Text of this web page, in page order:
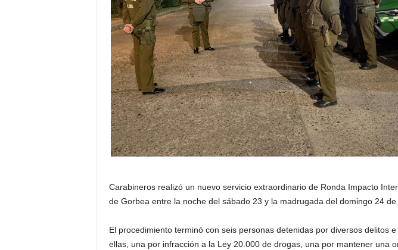
Carabineros realizó un nuevo servicio extraordinario de Ronda Impacto
de Gorbea entre la noche del sábado 23 y la madrugada del domingo 24 de
El procedimiento terminó con seis personas detenidas por diversos delitos
ellas, una por infracción a la Ley 20.000 de drogas, una por mantener una